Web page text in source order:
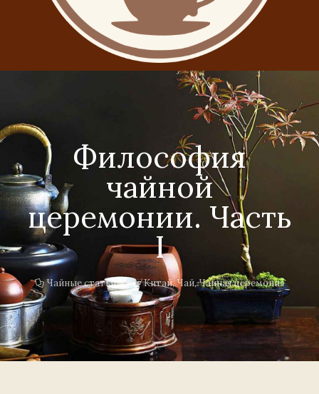
Философия
чайной
церемонии. Часть
I
Чайные статьи Китай,Чай,Чайная церемония